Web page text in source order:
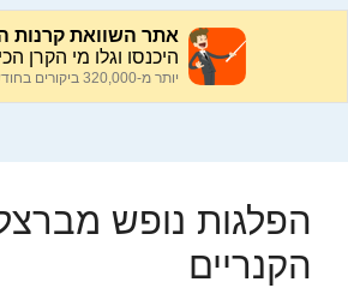
הפלגות נופש
הקנריים